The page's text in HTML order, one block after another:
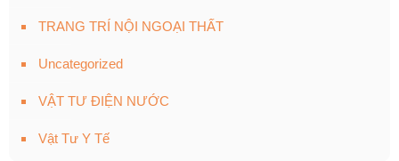
TRANG TRÍ NỘI NGOẠI THẤT
Uncategorized
VẬT TƯ ĐIỆN NƯỚC
Vật Tư Y Tế